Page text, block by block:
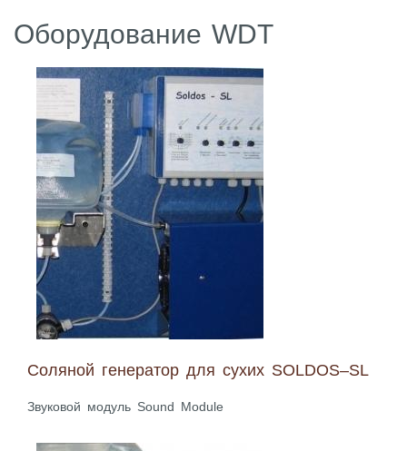
Оборудование WDT
Соляной генератор для сухих SOLDOS–SL
Звуковой модуль Sound Module